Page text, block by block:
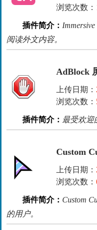
浏览次数：
插件简介：
阅读外文内容。
AdBlock
上传日期：
浏览次数：
插件简介： 最受欢迎
Custom
上传日期：
浏览次数：
插件简介： Custom
的用户。